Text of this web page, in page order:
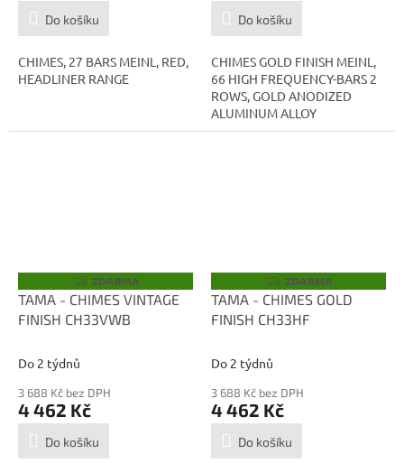
Do košíku
CHIMES, 27 BARS MEINL, RED,
HEADLINER RANGE
Do košíku
CHIMES GOLD FINISH MEINL,
66 HIGH FREQUENCY-BARS 2
ROWS, GOLD ANODIZED
ALUMINUM ALLOY
Z
D
A
R
ZDARMA
TAMA - CHIMES VINTAGE
FINISH CH33VWB
Do 2 týdnů
3 688 Kč bez DPH
4 462 Kč
Do košíku
Z
D
A
R
ZDARMA
TAMA - CHIMES GOLD
FINISH CH33HF
Do 2 týdnů
3 688 Kč bez DPH
4 462 Kč
Do košíku